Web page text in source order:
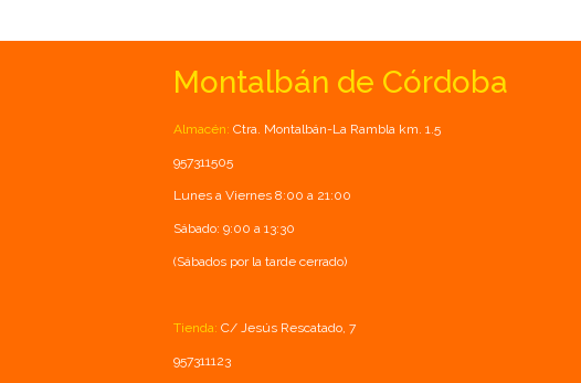
Montalbán de Córdoba
Almacén: Ctra. Montalbán-La Rambla km. 1.5
957311505
Lunes a Viernes 8:00 a 21:00
Sábado: 9:00 a 13:30
(Sábados por la tarde cerrado)
Tienda: C/ Jesús Rescatado, 7
957311123